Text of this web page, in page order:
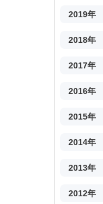
2019年
2018年
2017年
2016年
2015年
2014年
2013年
2012年